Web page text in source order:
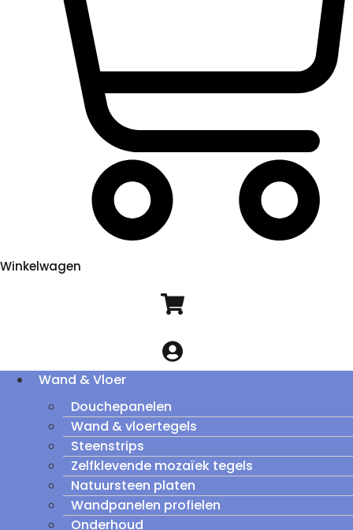
Winkelwagen
Wand & Vloer
Douchepanelen
Wand & vloertegels
Steenstrips
Zelfklevende mozaïek tegels
Natuursteen platen
Wandpanelen profielen
Onderhoud